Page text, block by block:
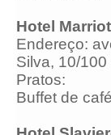
Hotel
Endereço:
Silva, 10/100
Pratos:
Buffet de